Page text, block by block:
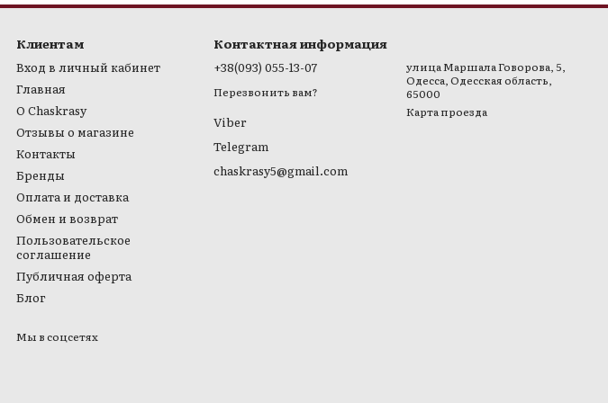
Укреплённые корни, меньше выпадения, рост новых волос
Формат і доставка:
• Объём: 10 ампул по 10 мл
• Серия: BIO CAFA
• Производство: RAYWELL (Італія)
• Бесплатная доставка по Украине
• Отправка каждый день
Клиентам
Вход в личный кабинет
Главная
О Chaskrasy
Отзывы о магазине
Контакты
Бренды
Оплата и доставка
Обмен и возврат
Пользовательское
соглашение
Публичная оферта
Блог
Мы в соцсетях
Контактная информация
+38(093) 055-13-07
Перезвонить вам?
Viber
Telegram
chaskrasy5@gmail.com
улица Маршала Говорова, 5,
Одесса, Одесская область,
65000
Карта проезда